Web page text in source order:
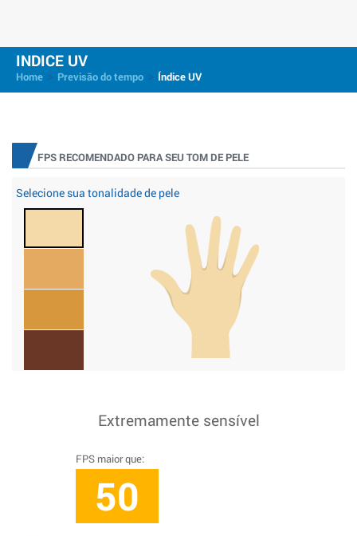
INDICE UV
Home Previsão do tempo Índice UV
FPS RECOMENDADO PARA SEU TOM DE PELE
Selecione sua tonalidade de pele
Extremamente sensível
FPS maior que:
50